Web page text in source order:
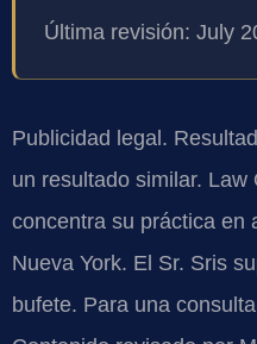
Última revisión: July
Publicidad legal.
un resultado similar. Law
concentra su práctica en
Nueva York. El Sr. Sris
bufete. Para una